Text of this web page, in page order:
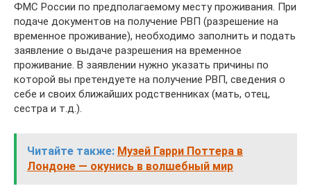
ФМС России по предполагаемому месту проживания. При
подаче документов на получение РВП (разрешение на
временное проживание), необходимо заполнить и подать
заявление о выдаче разрешения на временное
проживание. В заявлении нужно указать причины по
которой вы претендуете на получение РВП, сведения о
себе и своих ближайших родственниках (мать, отец,
сестра и т.д.).
Читайте также: Музей Гарри Поттера в
Лондоне — окунись в волшебный мир